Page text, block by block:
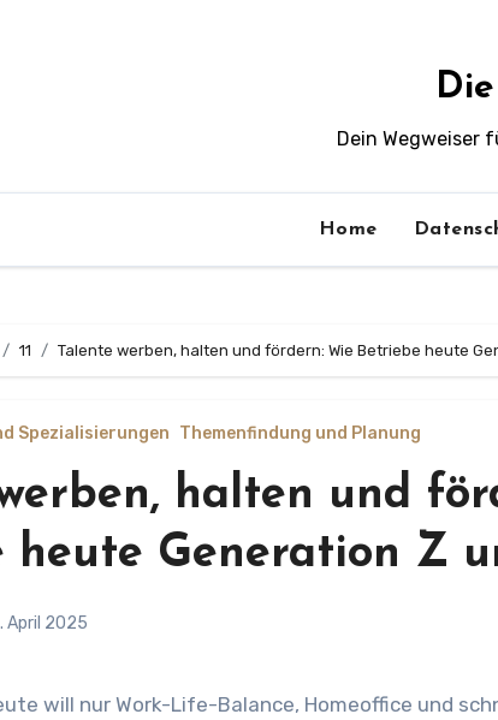
Dein Wegweiser
Home
11 Talente werben, halten und fördern: Wie Betriebe heute
Spezialisierungen Themenfindung und Planung
halten und
heute Generation Z
April 2025